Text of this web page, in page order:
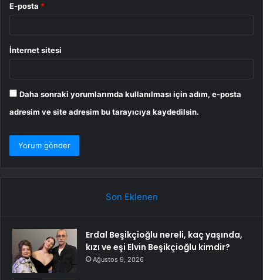
E-posta *
İnternet sitesi
Daha sonraki yorumlarımda kullanılması için adım, e-posta
adresim ve site adresim bu tarayıcıya kaydedilsin.
Son Eklenen
Erdal Beşikçioğlu nereli, kaç yaşında,
kızı ve eşi Elvin Beşikçioğlu kimdir?
Ağustos 9, 2026